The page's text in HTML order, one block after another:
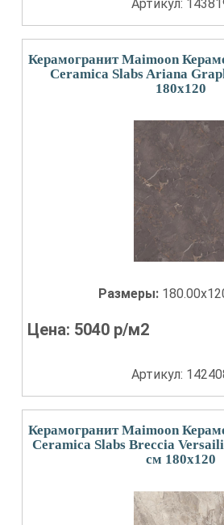
Артикул:
Керамогранит Maimoon
Ceramica Slabs Ariana
180x120
Размеры:
Цена: 5040 р/м2
Артикул:
Керамогранит Maimoon
Ceramica Slabs Breccia
см 180x120